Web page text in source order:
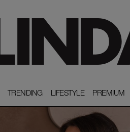
TRENDING
TRENDING LIFESTYLE
LIFESTYLE PREMIUM
PREMIUM